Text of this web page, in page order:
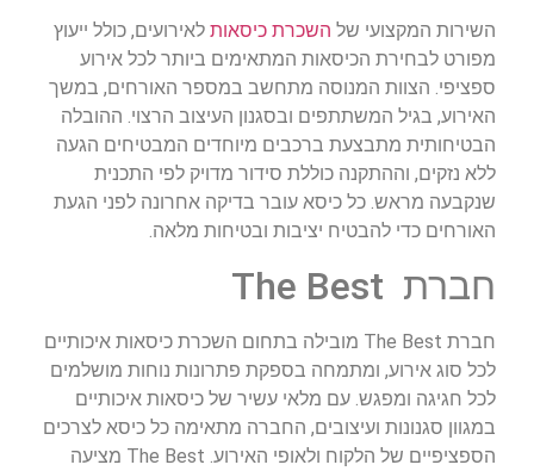
השירות המקצועי של השכרת כיסאות לאירועים, כולל ייעוץ
מפורט לבחירת הכיסאות המתאימים ביותר לכל אירוע
ספציפי. הצוות המנוסה מתחשב במספר האורחים, במשך
האירוע, בגיל המשתתפים ובסגנון העיצוב הרצוי. ההובלה
הבטיחותית מתבצעת ברכבים מיוחדים המבטיחים הגעה
ללא נזקים, וההתקנה כוללת סידור מדויק לפי התכנית
שנקבעה מראש. כל כיסא עובר בדיקה אחרונה לפני הגעת
האורחים כדי להבטיח יציבות ובטיחות מלאה.
חברת The Best
חברת The Best מובילה בתחום השכרת כיסאות איכותיים
לכל סוג אירוע, ומתמחה בספקת פתרונות נוחות מושלמים
לכל חגיגה ומפגש. עם מלאי עשיר של כיסאות איכותיים
במגוון סגנונות ועיצובים, החברה מתאימה כל כיסא לצרכים
הספציפיים של הלקוח ולאופי האירוע. The Best מציעה